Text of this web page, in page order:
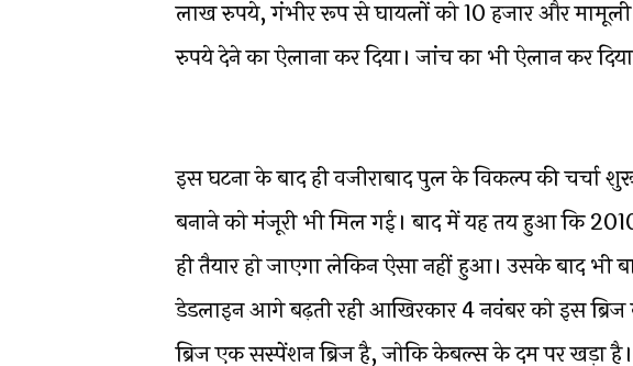
लाख रुपये, गंभीर रूप से घायलों को 10 हजार और
रुपये देने का ऐलाना कर दिया। जांच का भी ऐलान कर
इस घटना के बाद ही वजीराबाद पुल के विकल्प की
बनाने को मंजूरी भी मिल गई। बाद में यह तय हुआ कि
ही तैयार हो जाएगा लेकिन ऐसा नहीं हुआ। उसके बाद भी
डेडलाइन आगे बढ़ती रही आखिरकार 4 नवंबर को इस ब्रिज
ब्रिज एक सस्पेंशन ब्रिज है, जोकि केबल्स के दम पर खड़ा